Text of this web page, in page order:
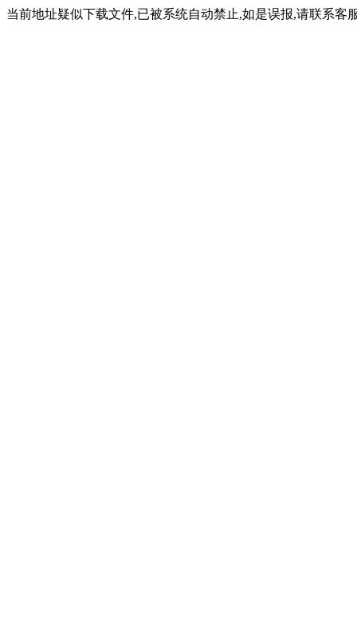
当前地址疑似下载文件,已被系统自动禁止,如是误报,请联系客